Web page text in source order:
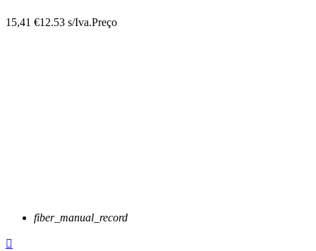
15,41 €12.53 s/Iva.Preço
fiber_manual_record
